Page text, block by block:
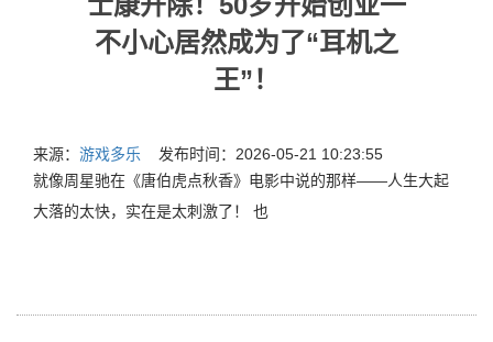
不小心居然成为了“耳机之
王”！
来源： 游戏多乐 发布时间：2026-05-21 10:23:55
就像周星驰在《唐伯虎点秋香》电影中说的那样——人生大起
大落的太快，实在是太刺激了！ 也